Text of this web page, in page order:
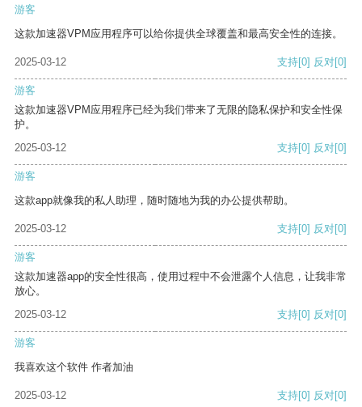
游客
这款加速器VPM应用程序可以给你提供全球覆盖和最高安全性的连接。
2025-03-12 支持[0] 反对[0]
游客
这款加速器VPM应用程序已经为我们带来了无限的隐私保护和安全性保
护。
2025-03-12
支持[0] 反对[0]
游客
这款app就像我的私人助理，随时随地为我的办公提供帮助。
2025-03-12 支持[0] 反对[0]
游客
这款加速器app的安全性很高，使用过程中不会泄露个人信息，让我非常
放心。
2025-03-12
支持[0] 反对[0]
游客
我喜欢这个软件 作者加油
2025-03-12 支持[0] 反对[0]